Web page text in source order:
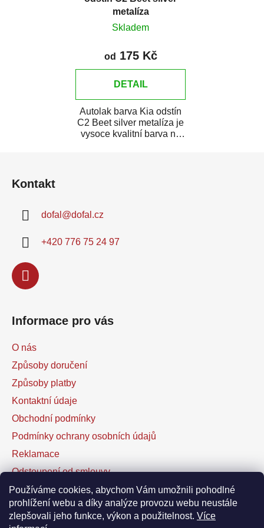
Používáme cookies, abychom Vám umožnili pohodlné
prohlížení webu a díky analýze provozu webu neustále
zlepšovali jeho funkce, výkon a použitelnost. Více
metalíza
Skladem
od 175 Kč
DETAIL
Autolak barva Kia odstín
C2 Beet silver metalíza je
vysoce kvalitní barva na
Kontakt
dofal @dofal.cz
+420 776 75 24 97
Informace pro vás
O nás
Způsoby doručení
Způsoby platby
Kontaktní údaje
Obchodní podmínky
Podmínky ochrany osobních údajů
Reklamace
Odstoupení od smlouvy
Kontaktní formulář